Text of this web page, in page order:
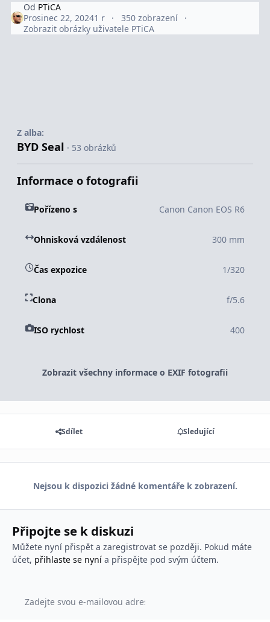
Od PTiCA
Prosinec 22, 20241 r
350 zobrazení
Zobrazit obrázky uživatele PTiCA
Z alba:
BYD Seal · 53 obrázků
Informace o fotografii
Pořízeno s Canon Canon EOS R6
Ohnisková vzdálenost 300 mm
Čas expozice 1/320
Clona f/5.6
ISO rychlost 400
Zobrazit všechny informace o EXIF fotografii
Sdílet Sledující
Nejsou k dispozici žádné komentáře k zobrazení.
Připojte se k diskuzi
Můžete nyní přispět a zaregistrovat se později. Pokud máte
účet, přihlaste se nynía přispějte pod svým účtem.